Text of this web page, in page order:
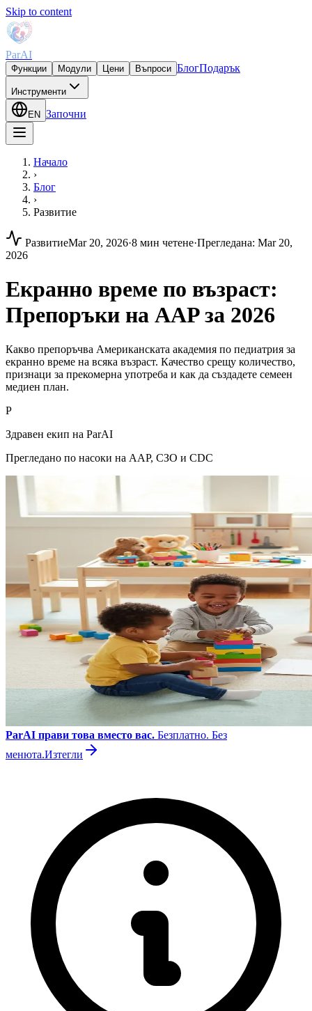
Skip to content
ParAI
Функции Модули Цени Въпроси БлогПодарък
Инструменти
EN Започни
Начало
›
Блог
›
Развитие
РазвитиеMar 20, 2026·8 мин четене·Прегледана: Mar 20,
2026
Екранно време по възраст:
Препоръки на AAP за 2026
Какво препоръчва Американската академия по педиатрия за
екранно време на всяка възраст. Качество срещу количество,
признаци за прекомерна употреба и как да създадете семеен
медиен план.
P
Здравен екип на ParAI
Прегледано по насоки на AAP, СЗО и CDC
ParAI прави това вместо вас. Безплатно. Без
менюта.Изтегли